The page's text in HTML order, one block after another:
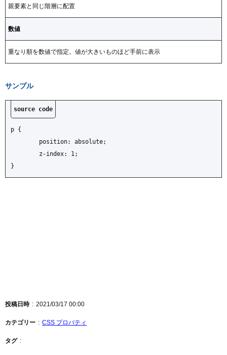
親要素と同じ階層に配置
数値
重なり順を数値で指定。値が大きいものほど手前に表示
サンプル
p {
}
投稿日時 2021/03/17 00:00
カテゴリー CSS プロパティ
タグ